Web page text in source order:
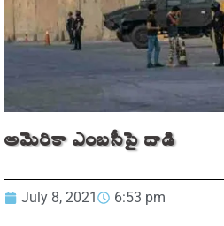
అమెరికా ఎంబసీపై దాడి
July 8, 2021 6:53 pm